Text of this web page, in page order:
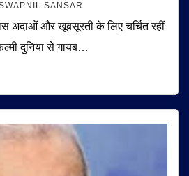
SANSAR
अदाओं और खूबसूरती के लिए चर्चित रहीं
दुनिया से गायब…